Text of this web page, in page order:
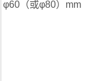
φ60（或φ80）mm